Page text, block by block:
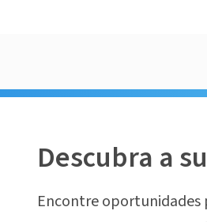
Descubra a
Encontre oportunidades